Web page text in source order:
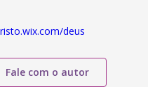
deus
Fale com o autor